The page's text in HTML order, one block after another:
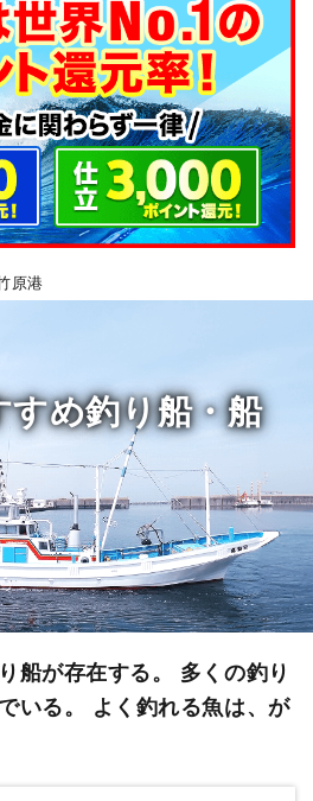
原港
すめ釣り船・船
船が存在する。 多くの釣り
いる。
よく釣れる魚は、が